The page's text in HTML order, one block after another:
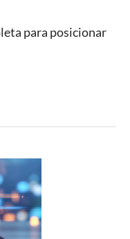
para posicionar